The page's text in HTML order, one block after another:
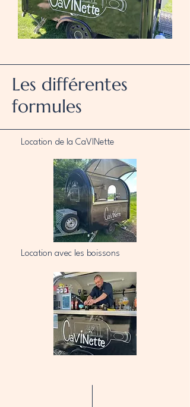
Les différentes
formules
Location de la CaVINette
Location avec les boissons